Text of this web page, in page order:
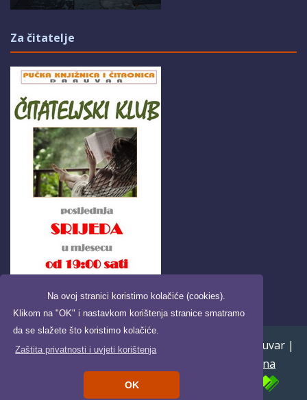
Na ovoj stranici koristimo kolačiće (cookies).
Klikom na "OK" i nastavkom korištenja stranice smatramo
da se slažete što koristimo kolačiće.
Zaštita privatnosti i uvjeti korištenja
OK
Za čitatelje
Copyright ©2026. Pučka knjižnica i čitaonica Daruvar |
Digitalna
| Powered by